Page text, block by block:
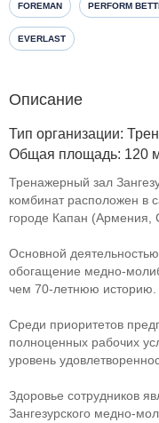
FOREMAN PERFORM
EVERLAST
Описание
Тип организации:
Общая площадь: 120
Тренажерный зал
комбинат расположен в
городе Капан (Армения,
Основной
обогащение медно-
чем 70-летнюю историю.
Среди приоритетов
полноценных рабочих
уровень
Здоровье сотрудников
Зангезурского медно-